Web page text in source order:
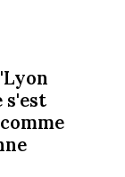
s'est